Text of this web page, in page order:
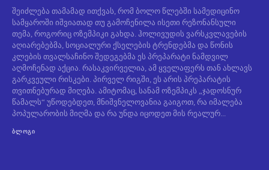
შეიძლება თამამად ითქვას, რომ ბოლო წლებში სამედიცინო
სამყაროში იშვიათად თუ გამოჩენილა ისეთი რეზონანსული
თემა, როგორიც ოზემპიკი გახდა. ჰოლივუდის ვარსკვლავების
აღიარებებმა, სოციალური ქსელების ტრენდებმა და წონის
კლების თვალსაჩინო შედეგებმა ეს პრეპარატი ნამდვილ
აღმოჩენად აქცია. რასაკვირველია, ამ ყველაფერს თან ახლავს
გარკვეული რისკები. პირველ რიგში, ეს არის პრეპარატის
თვითნებურად მიღება. ამიტომაც, სანამ ოზემპიკს „ჯადოსნურ
წამალს“ უწოდებდეთ, მნიშვნელოვანია გაიგოთ, რა იმალება
პოპულარობის მიღმა და რა უნდა იცოდეთ მის რეალურ...
ᲑᲚᲝᲒᲘ